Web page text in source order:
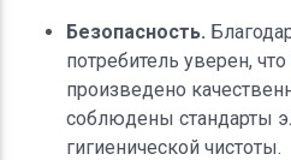
Безопасность.
потребитель уверен,
произведено
соблюдены стандарты
гигиенической чистоты.